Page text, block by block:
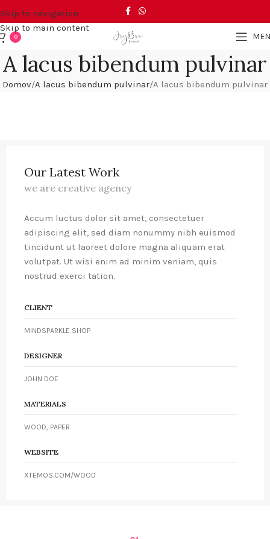
Skip to navigation
Skip to main content
0
A lacus bibendum pulvinar
Domov A lacus bibendum pulvinar A lacus bibendum pulvinar
Our Latest Work
we are creative agency
Accum luctus dolor sit amet, consectetuer
adipiscing elit, sed diam nonummy nibh euismod
tincidunt ut laoreet dolore magna aliquam erat
volutpat. Ut wisi enim ad minim veniam, quis
nostrud exerci tation.
CLIENT
MINDSPARKLE SHOP
DESIGNER
JOHN DOE
MATERIALS
WOOD, PAPER
WEBSITE
XTEMOS.COM/WOOD